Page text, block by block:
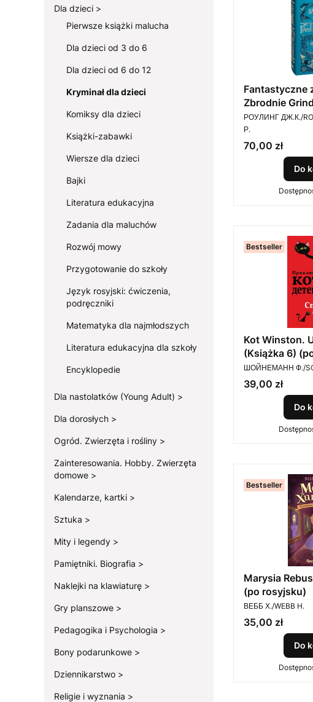
Dla dzieci
Pierwsze książki malucha
Dla dzieci od 3 do 6
Dla dzieci od 6 do 12
Kryminał dla dzieci
Komiksy dla dzieci
Książki-zabawki
Wiersze dla dzieci
Bajki
Literatura edukacyjna
Zadania dla maluchów
Rozwój mowy
Przygotowanie do szkoły
Język rosyjski: ćwiczenia,
podręczniki
Matematyka dla najmłodszych
Literatura edukacyjna dla szkoły
Encyklopedie
Dla nastolatków (Young Adult)
Dla dorosłych
Ogród. Zwierzęta i rośliny
Zainteresowania. Hobby. Zwierzęta
domowe
Kalendarze, kartki
Sztuka
Mity i legendy
Pamiętniki. Biografia
Naklejki na klawiaturę
Gry planszowe
Pedagogika i Psychologia
Bony podarunkowe
Dziennikarstwo
Religie i wyznania
Fantastyczne
Zbrodnie
Oryginalny
rosyjsku)
PRODUCENT
РОУЛИНГ ДЖ.К./
Р.
Cena
70,00 zł
Do
Bestseller
Kot Winston.
(Książka 6)
PRODUCENT
ШОЙНЕМАНН Ф./
Cena
39,00 zł
Do
Bestseller
Marysia
(po rosyjsku)
PRODUCENT
ВЕББ Х./WEBB H.
Cena
35,00 zł
Do